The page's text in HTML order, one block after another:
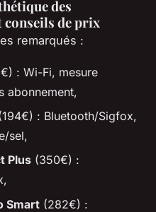
des
conseils de prix
remarqués :
: Wi-Fi, mesure
abonnement,
: Bluetooth/Sigfox,
sel,
Plus (350€) :
Smart (282€) :